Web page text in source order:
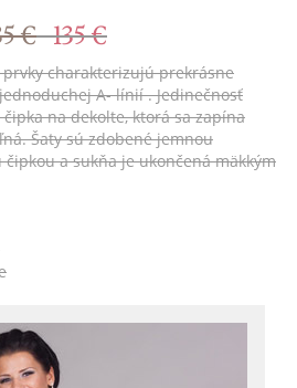
€ 135 €
charakterizujú prekrásne
A- línií . Jedinečnosť
na dekolte, ktorá sa zapína
Šaty sú zdobené jemnou
a sukňa je ukončená mäkkým